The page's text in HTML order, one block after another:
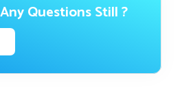
Questions Still ?